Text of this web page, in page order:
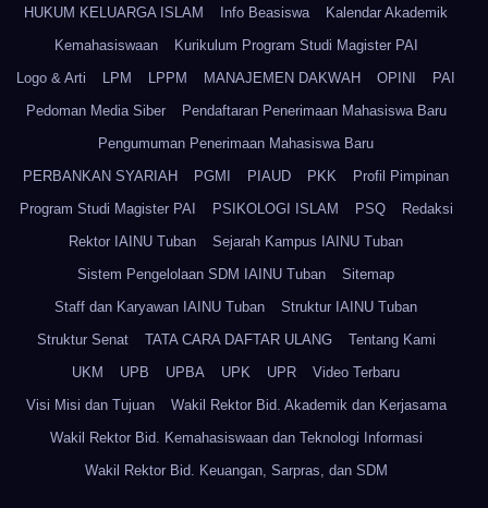
HUKUM KELUARGA ISLAM
Info Beasiswa
Kalendar Akademik
Kemahasiswaan
Kurikulum Program Studi Magister PAI
Logo & Arti
LPM LPPM MANAJEMEN DAKWAH OPINI
PAI
Pedoman Media Siber
Pendaftaran Penerimaan Mahasiswa Baru
Pengumuman Penerimaan Mahasiswa Baru
PERBANKAN SYARIAH
PGMI PIAUD PKK
Profil Pimpinan
Program Studi Magister PAI
PSIKOLOGI ISLAM PSQ
Redaksi
Rektor IAINU Tuban
Sejarah Kampus IAINU Tuban
Sistem Pengelolaan SDM IAINU Tuban
Sitemap
Staff dan Karyawan IAINU Tuban
Struktur IAINU Tuban
Struktur Senat
TATA CARA DAFTAR ULANG
Tentang Kami
UKM
UPB UPBA UPK UPR
Video Terbaru
Visi Misi dan Tujuan
Wakil Rektor Bid. Akademik dan Kerjasama
Wakil Rektor Bid. Kemahasiswaan dan Teknologi Informasi
Wakil Rektor Bid. Keuangan, Sarpras, dan SDM